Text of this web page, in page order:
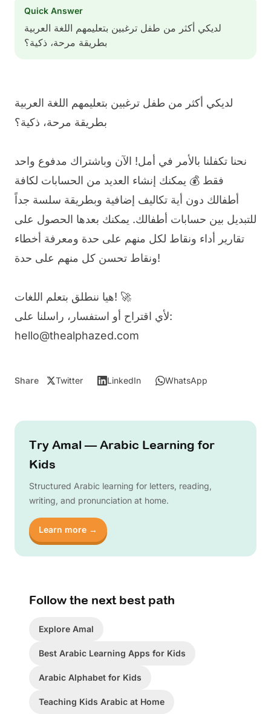
Quick Answer
لديكي أكثر من طفل ترغبين بتعليمهم اللغة العربية
بطريقة مرحة، ذكية؟
لديكي أكثر من طفل ترغبين بتعليمهم اللغة العربية
بطريقة مرحة، ذكية؟
نحنا تكفلنا بالأمر في أمل! الآن وباشتراك مدفوع واحد
فقط 💰 يمكنك إنشاء العديد من الحسابات لكافة
أطفالك دون أية تكاليف إضافية وبطريقة سلسة جداً
للتبديل بين حسابات أطفالك. يمكنك بعدها الحصول على
تقارير أداء ونقاط لكل منهم على حدة ومعرفة أخطاء
ونقاط تحسن كل منهم على حدة!
هيا ننطلق بتعلم اللغات! 🚀
لأي اقتراح أو استفسار، راسلنا على:
hello@thealphazed.com
Share Twitter LinkedIn WhatsApp
Try Amal — Arabic Learning for
Kids
Structured Arabic learning for letters, reading,
writing, and pronunciation at home.
Learn more →
Follow the next best path
Explore Amal
Best Arabic Learning Apps for Kids
Arabic Alphabet for Kids
Teaching Kids Arabic at Home